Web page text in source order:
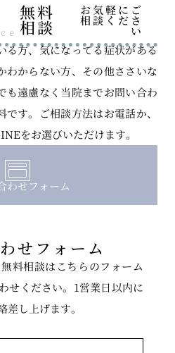
無料
相談
お気軽にご
相談くださ
い
る方、気になってる症状がある
わからない方、その他ささいな
も遠慮なく当院までお問い合わ
す。ご相談方法はお電話か、
をお選びいただけます。
わせフォーム
せフォーム
料相談はこちらのフォーム
せください。1営業日以内に
差し上げます。